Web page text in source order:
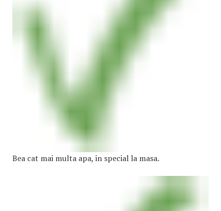
Bea cat mai multa apa, in special la masa.